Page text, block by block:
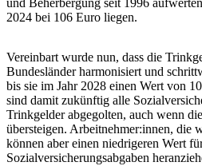
und Beherbergung seit 1996
2024 bei 106 Euro liegen.
Vereinbart wurde nun, dass die
Bundesländer harmonisiert und
bis sie im Jahr 2028 einen Wert von
sind damit zukünftig alle
Trinkgelder abgegolten, auch wenn
übersteigen. Arbeitnehmer:innen, die
können aber einen niedrigeren Wert
Sozialversicherungsabgaben